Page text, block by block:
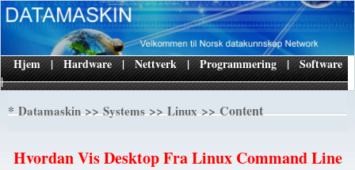
|
Hjem | Hardware | Nettverk | Programmering | Software
*Datamaskin>>Systems>>Linux>> Content
Hvordan Vis Desktop Fra Linux Command Line